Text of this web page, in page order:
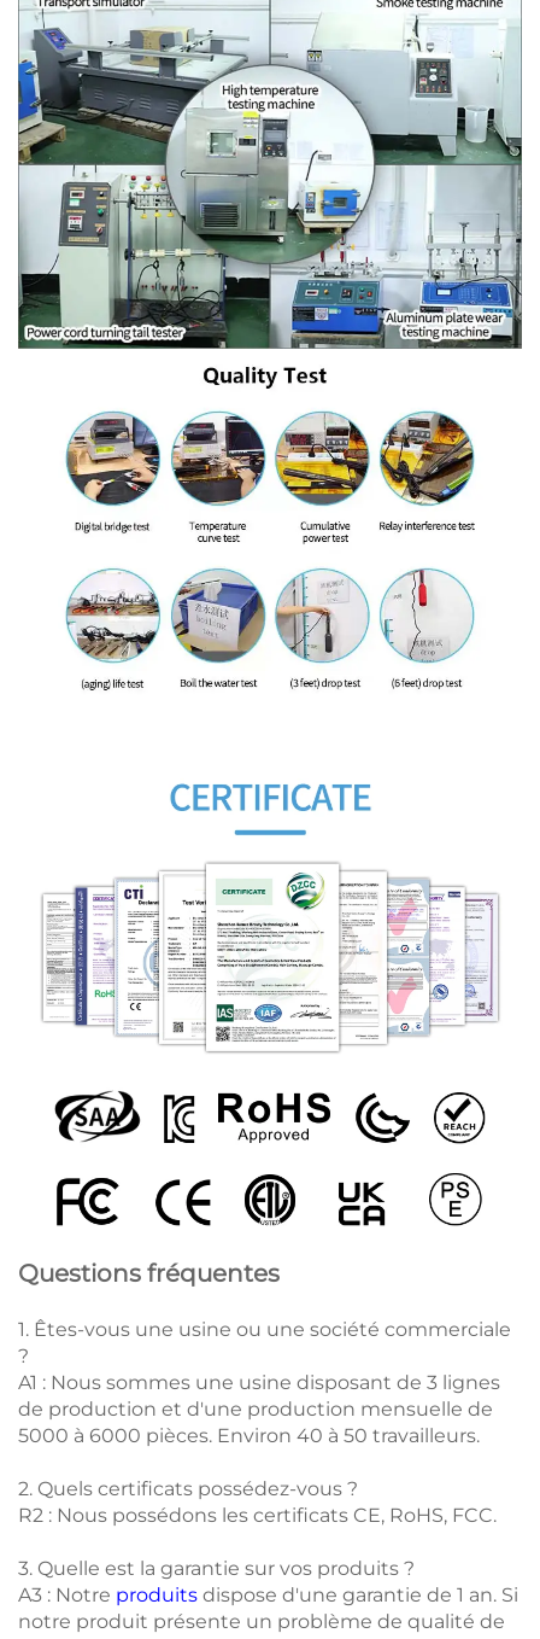
Questions fréquentes
1. Êtes-vous une usine ou une société commerciale
?
A1 : Nous sommes une usine disposant de 3 lignes
de production et d'une production mensuelle de
5000 à 6000 pièces. Environ 40 à 50 travailleurs.
2. Quels certificats possédez-vous ?
R2 : Nous possédons les certificats CE, RoHS, FCC.
3. Quelle est la garantie sur vos produits ?
A3 : Notre produits dispose d'une garantie de 1 an. Si
notre produit présente un problème de qualité de